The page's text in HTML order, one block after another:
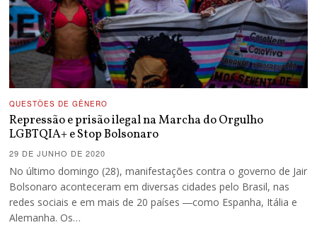
QUESTÕES DE GÊNERO
Repressão e prisão ilegal na Marcha do Orgulho
LGBTQIA+ e Stop Bolsonaro
29 DE JUNHO DE 2020
No último domingo (28), manifestações contra o governo de Jair
Bolsonaro aconteceram em diversas cidades pelo Brasil, nas
redes sociais e em mais de 20 países ―como Espanha, Itália e
Alemanha. Os…